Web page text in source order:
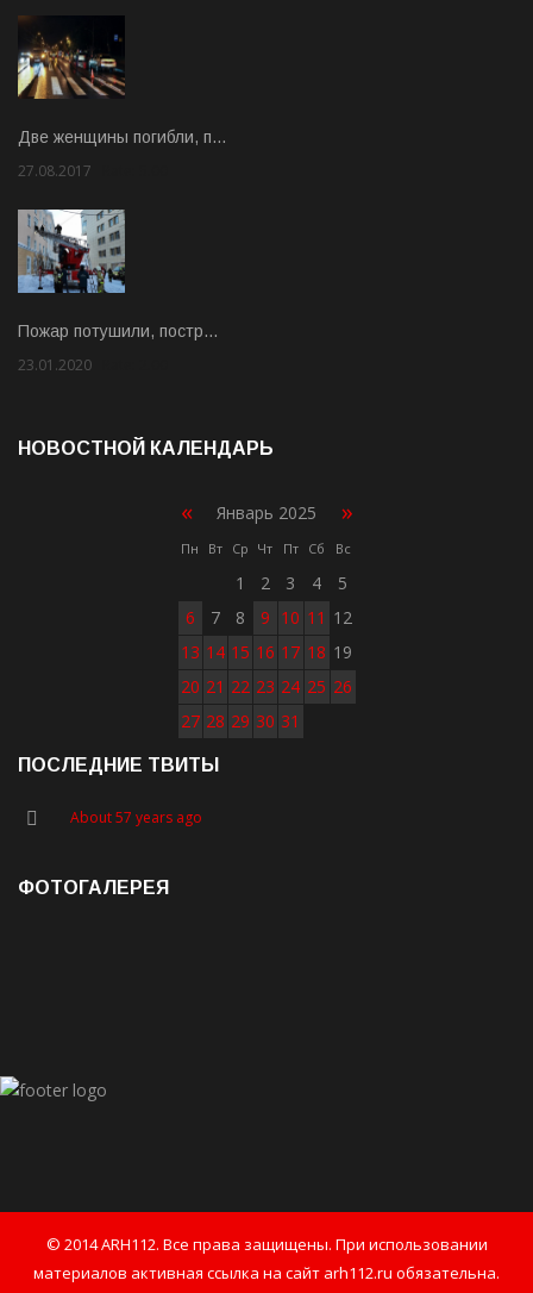
Две женщины погибли, п…
27.08.2017
Пожар потушили, постр…
23.01.2020
НОВОСТНОЙ КАЛЕНДАРЬ
« Январь 2025 »
Пн Вт Ср Чт Пт Сб Вс
1 2 3 4
5
6
7 8 9 10 11 12
13 14 15 16 17 18 19
20 21 22 23 24 25 26
27 28 29 30 31
ПОСЛЕДНИЕ ТВИТЫ
About 57 years ago
ФОТОГАЛЕРЕЯ
© 2014 ARH112. Все права защищены. При использовании
материалов активная ссылка на сайт arh112.ru обязательна.